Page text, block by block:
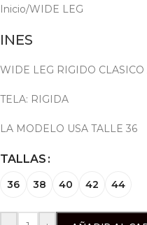
Inicio/WIDE LEG
INES
WIDE LEG RIGIDO CLASICO
TELA: RIGIDA
LA MODELO USA TALLE 36
TALLAS
36 38 40 42 44